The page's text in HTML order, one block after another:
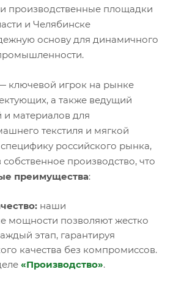
производственные площадки
и Челябинске
основу для динамичного
ключевой игрок на рынке
а также ведущий
и материалов для
текстиля и мягкой
российского рынка,
производство, что
преимущества:
наши
мощности позволяют жестко
этап, гарантируя
качества без компромиссов.
«Производство».